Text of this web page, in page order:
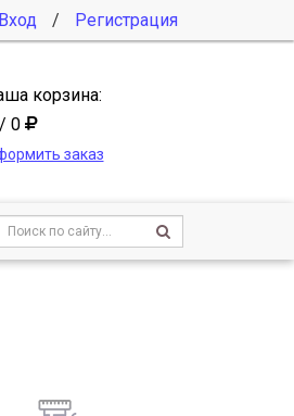
Вход / Регистрация
корзина:
0
заказ